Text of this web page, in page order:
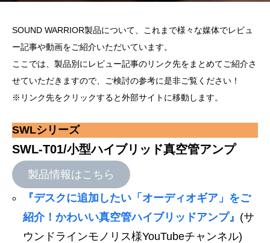
SOUND WARRIOR製品について、これまで様々な媒体でレビュ
ー記事や動画をご紹介いただいています。
ここでは、製品別にレビュー記事のリンク先をまとめてご紹介さ
せていただきますので、ご検討の参考に是非ご覧ください！
※リンク先をクリックすると外部サイトに移動します。
SWLシリーズ
SWL-T01/小型ハイブリッド真空管アンプ
製品情報はこちら
『デスクに追加したい「オーディオギア」をご
紹介！かわいい真空管ハイブリッドアンプ』 (サ
ウンドラインモノリス様YouTubeチャンネル)